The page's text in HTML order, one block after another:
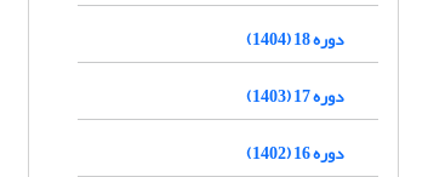
دوره 18 (1404)
دوره 17 (1403)
دوره 16 (1402)